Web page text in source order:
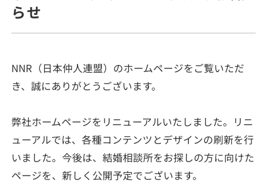
らせ
NNR（日本仲人連盟）のホームページをご覧いただ
き、誠にありがとうございます。
弊社ホームページをリニューアルいたしました。リニ
ューアルでは、各種コンテンツとデザインの刷新を行
いました。今後は、結婚相談所をお探しの方に向けた
ページを、新しく公開予定でございます。